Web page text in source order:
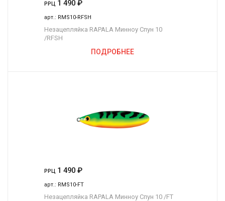
РРЦ 1 490 ₽
арт.: RMS10-RFSH
Незацепляйка RAPALA Минноу Спун 10
/RFSH
ПОДРОБНЕЕ
РРЦ 1 490 ₽
арт.: RMS10-FT
Незацепляйка RAPALA Минноу Спун 10 /FT